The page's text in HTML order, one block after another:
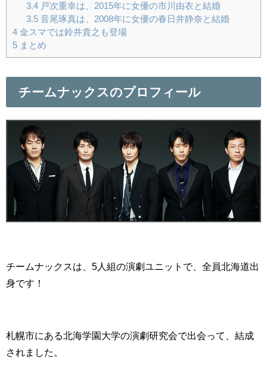
3.4戸次重幸は、2015年に女優の市川由衣と結婚
3.5音尾琢真は、2008年に女優の春日井静奈と結婚
4 金スマでは鈴井貴之も登場
5 まとめ
チームナックスのプロフィール
チームナックスは、5人組の演劇ユニットで、全員北海道出
身です！
札幌市にある北海学園大学の演劇研究会で出会って、結成
されました。